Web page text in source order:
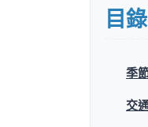
目錄
季
交